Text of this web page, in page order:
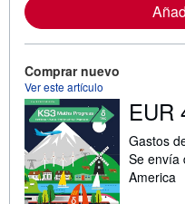
Comprar nuevo
Ver este artículo
EUR
Gastos
Se envía
America